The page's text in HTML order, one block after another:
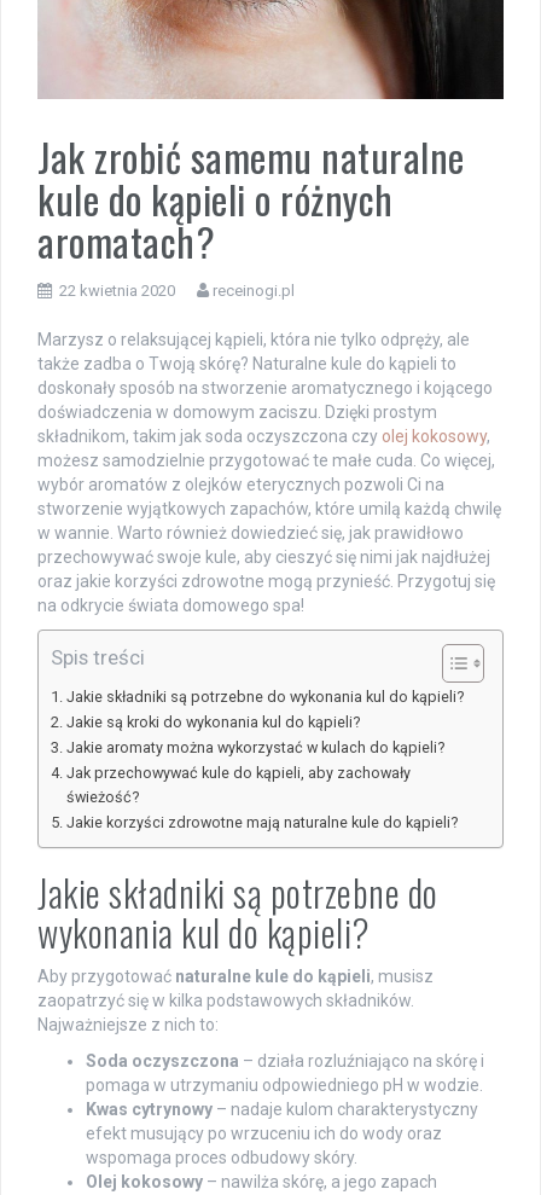
Jak zrobić samemu naturalne
kule do kąpieli o różnych
aromatach?
22 kwietnia 2020 receinogi.pl
Marzysz o relaksującej kąpieli, która nie tylko odpręży, ale
także zadba o Twoją skórę? Naturalne kule do kąpieli to
doskonały sposób na stworzenie aromatycznego i kojącego
doświadczenia w domowym zaciszu. Dzięki prostym
składnikom, takim jak soda oczyszczona czy olej kokosowy,
możesz samodzielnie przygotować te małe cuda. Co więcej,
wybór aromatów z olejków eterycznych pozwoli Ci na
stworzenie wyjątkowych zapachów, które umilą każdą chwilę
w wannie. Warto również dowiedzieć się, jak prawidłowo
przechowywać swoje kule, aby cieszyć się nimi jak najdłużej
oraz jakie korzyści zdrowotne mogą przynieść. Przygotuj się
na odkrycie świata domowego spa!
Spis treści
Jakie składniki są potrzebne do wykonania kul do kąpieli?
Jakie są kroki do wykonania kul do kąpieli?
Jakie aromaty można wykorzystać w kulach do kąpieli?
Jak przechowywać kule do kąpieli, aby zachowały
świeżość?
Jakie korzyści zdrowotne mają naturalne kule do kąpieli?
Jakie składniki są potrzebne do
wykonania kul do kąpieli?
Aby przygotować naturalne kule do kąpieli, musisz
zaopatrzyć się w kilka podstawowych składników.
Najważniejsze z nich to:
Soda oczyszczona – działa rozluźniająco na skórę i
pomaga w utrzymaniu odpowiedniego pH w wodzie.
Kwas cytrynowy – nadaje kulom charakterystyczny
efekt musujący po wrzuceniu ich do wody oraz
wspomaga proces odbudowy skóry.
Olej kokosowy – nawilża skórę, a jego zapach